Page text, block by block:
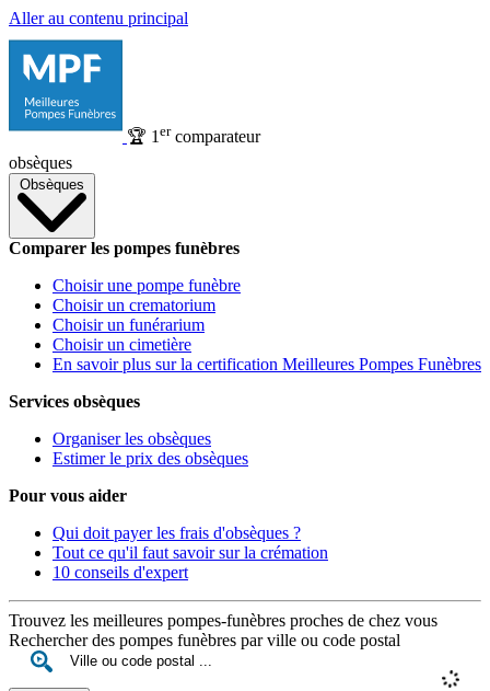
Aller au contenu principal
🏆 1 ercomparateur
obsèques
Obsèques
Comparer les pompes funèbres
Choisir une pompe funèbre
Choisir un crematorium
Choisir un funérarium
Choisir un cimetière
En savoir plus sur la certification Meilleures Pompes Funèbres
Services obsèques
Organiser les obsèques
Estimer le prix des obsèques
Pour vous aider
Qui doit payer les frais d'obsèques ?
Tout ce qu'il faut savoir sur la crémation
10 conseils d'expert
Trouvez les meilleures pompes-funèbres proches de chez vous
Rechercher des pompes funèbres par ville ou code postal